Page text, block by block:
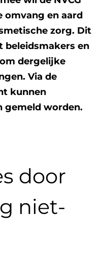
omvang en aard
zorg. Dit
beleidsmakers en
dergelijke
Via de
kunnen
gemeld worden.
door
niet-